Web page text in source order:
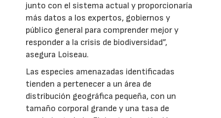
junto con el sistema actual y proporcionaría
más datos a los expertos, gobiernos y
público general para comprender mejor y
responder a la crisis de biodiversidad”,
asegura Loiseau.
Las especies amenazadas identificadas
tienden a pertenecer a un área de
distribución geográfica pequeña, con un
tamaño corporal grande y una tasa de